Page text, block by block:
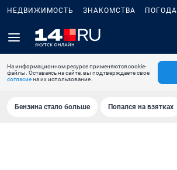
НЕДВИЖИМОСТЬ ЗНАКОМСТВА ПОГОДА
На информационном ресурсе применяются cookie-
файлы. Оставаясь на сайте, вы подтверждаете свое
согласиена их использование.
Бензина стало больше Попался на взятках